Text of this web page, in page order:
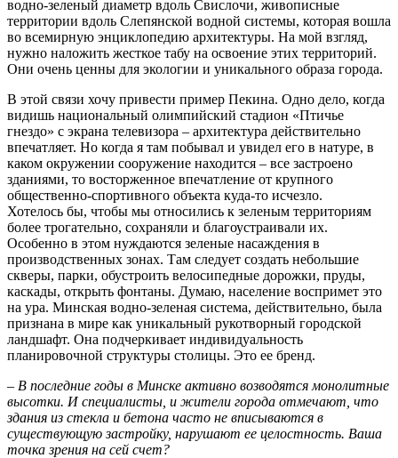
водно-зеленый диаметр вдоль Свислочи, живописные
территории вдоль Слепянской водной системы, которая вошла
во всемирную энциклопедию архитектуры. На мой взгляд,
нужно наложить жесткое табу на освоение этих территорий.
Они очень ценны для экологии и уникального образа города.
В этой связи хочу привести пример Пекина. Одно дело, когда
видишь национальный олимпийский стадион «Птичье
гнездо» с экрана телевизора – архитектура действительно
впечатляет. Но когда я там побывал и увидел его в натуре, в
каком окружении сооружение находится – все застроено
зданиями, то восторженное впечатление от крупного
общественно-спортивного объекта куда-то исчезло.
Хотелось бы, чтобы мы относились к зеленым территориям
более трогательно, сохраняли и благоустраивали их.
Особенно в этом нуждаются зеленые насаждения в
производственных зонах. Там следует создать небольшие
скверы, парки, обустроить велосипедные дорожки, пруды,
каскады, открыть фонтаны. Думаю, население воспримет это
на ура. Минская водно-зеленая система, действительно, была
признана в мире как уникальный рукотворный городской
ландшафт. Она подчеркивает индивидуальность
планировочной структуры столицы. Это ее бренд.
– В последние годы в Минске активно возводятся монолитные
высотки. И специалисты, и жители города отмечают, что
здания из стекла и бетона часто не вписываются в
существующую застройку, нарушают ее целостность. Ваша
точка зрения на сей счет?